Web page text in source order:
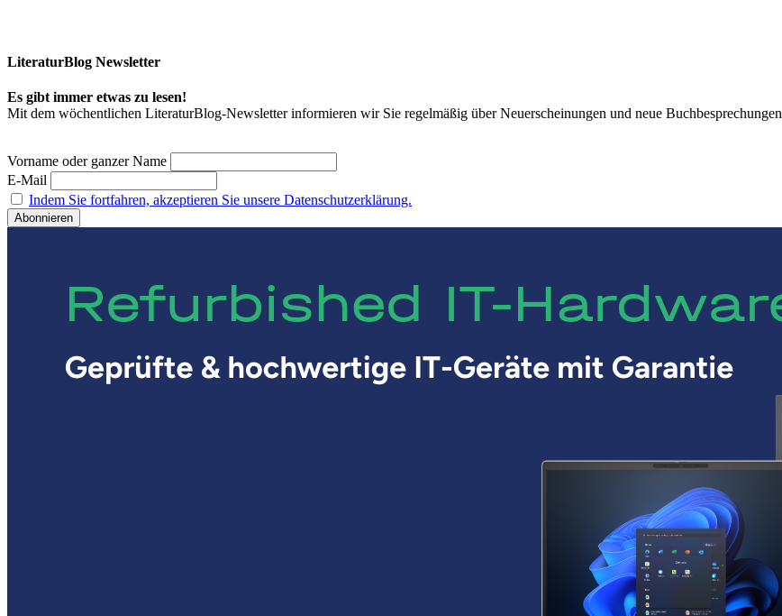
LiteraturBlog Newsletter
Es gibt immer etwas zu lesen!
Mit dem wöchentlichen LiteraturBlog-Newsletter informieren wir Sie regelmäßig über Neuerscheinungen und neue Buchbesprechungen
Vorname oder ganzer Name
E-Mail
Indem Sie fortfahren, akzeptieren Sie unsere Datenschutzerklärung.